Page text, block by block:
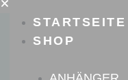
STARTSEITE
SHOP